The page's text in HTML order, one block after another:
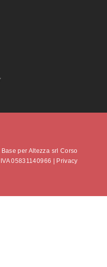
per Altezza srl Corso
05831140966 | Privacy